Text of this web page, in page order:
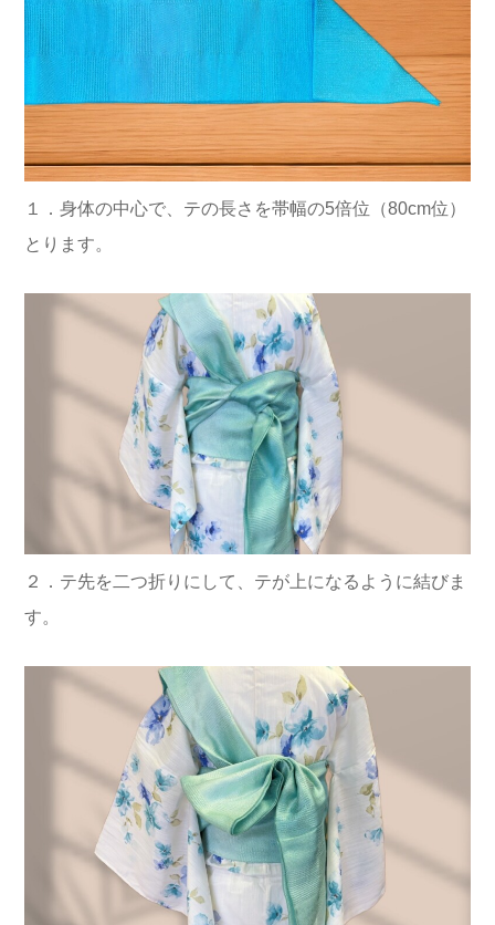
１．身体の中心で、テの長さを帯幅の5倍位（80cm位）
とります。
２．テ先を二つ折りにして、テが上になるように結びま
す。